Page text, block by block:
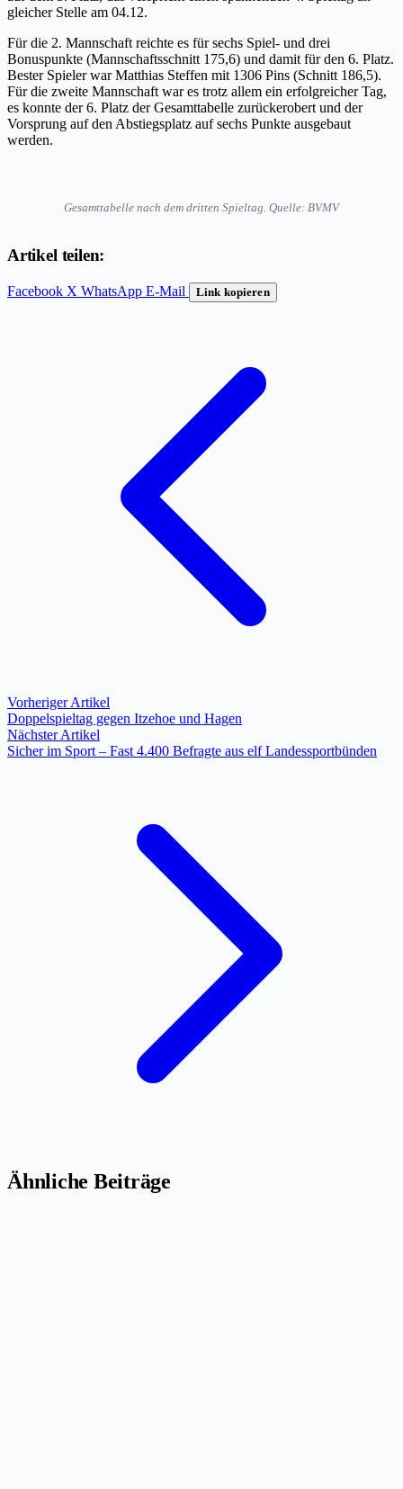
gleicher Stelle am 04.12.
Für die 2. Mannschaft reichte es für sechs Spiel- und drei
Bonuspunkte (Mannschaftsschnitt 175,6) und damit für den 6. Platz.
Bester Spieler war Matthias Steffen mit 1306 Pins (Schnitt 186,5).
Für die zweite Mannschaft war es trotz allem ein erfolgreicher Tag,
es konnte der 6. Platz der Gesamttabelle zurückerobert und der
Vorsprung auf den Abstiegsplatz auf sechs Punkte ausgebaut
werden.
Gesamttabelle nach dem dritten Spieltag. Quelle: BVMV
Artikel teilen:
Facebook X WhatsApp E-Mail Link kopieren
Vorheriger Artikel
Doppelspieltag gegen Itzehoe und Hagen
Nächster Artikel
Sicher im Sport – Fast 4.400 Befragte aus elf Landessportbünden
Ähnliche Beiträge